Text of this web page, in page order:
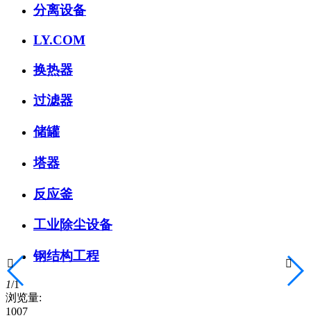
分离设备
LY.COM
换热器
过滤器
储罐
塔器
反应釜
工业除尘设备
钢结构工程
1/1
浏览量:
1007
 